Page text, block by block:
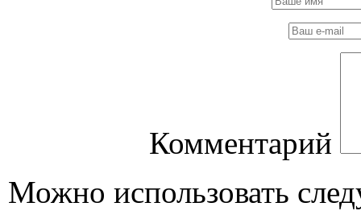
Комментарий
Можно использовать